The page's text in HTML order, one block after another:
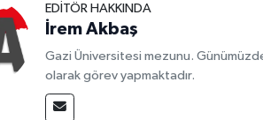
EDITÖR HAKKINDA
İrem Akbaş
Gazi Üniversitesi mezunu.
olarak görev yapmaktadır.